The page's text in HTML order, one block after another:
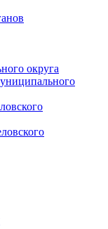
округа